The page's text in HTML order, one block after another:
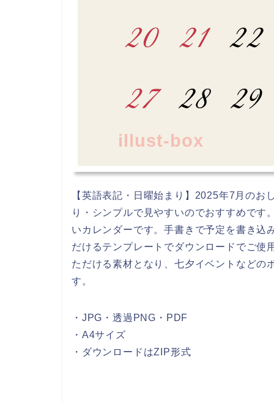
illust-box
【英語表記・日曜始まり】2025年7月の
り・シンプルで見やすいのでおすすめで
いカレンダーです。手書きで予定を書き込
だけるテンプレートでダウンロードでご使
ただける素材となり、七夕イベントなどの
す。
・JPG・透過PNG・PDF
・A4サイズ
・ダウンロードはZIP形式